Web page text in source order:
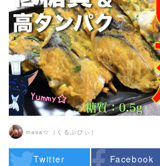
masa☆（くるぷぴぃ）
Twitter Facebook